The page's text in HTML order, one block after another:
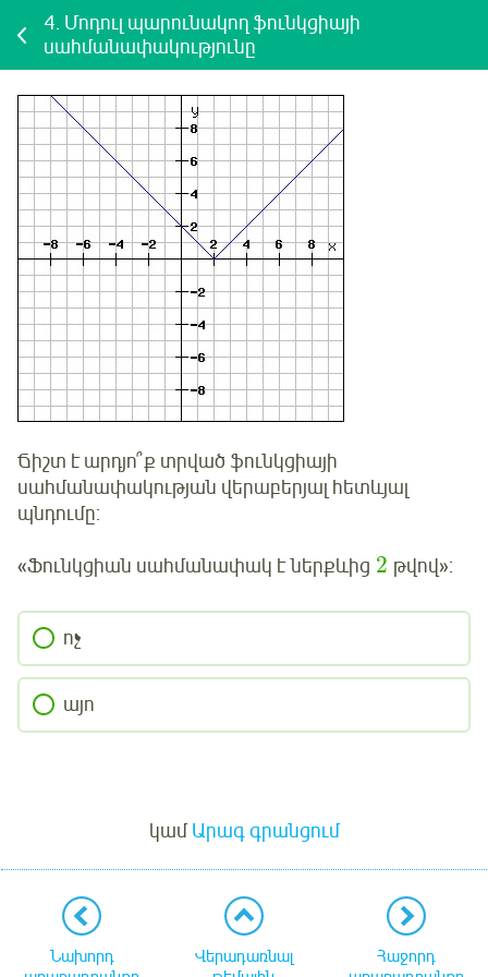
4. Մոդուլ պարունակող ֆունկցիայի
սահմանափակությունը
Ճիշտ է արդյո՞ք տրված ֆունկցիայի
սահմանափակության վերաբերյալ հետևյալ
պնդումը:
«Ֆունկցիան սահմանափակ էներքևից 2 թվով»:
ոչ
այո
կամԱրագ գրանցում
Նախորդ
Վերադառնալ
Հաջորդ